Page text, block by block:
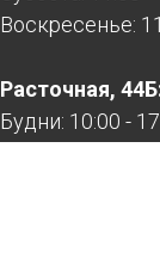
Воскресенье:
Расточная,
Будни: 10:00 -